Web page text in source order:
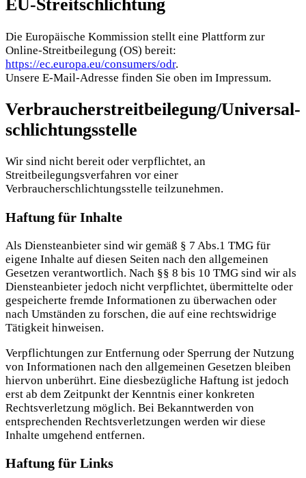
EU-Streitschlichtung
Die Europäische Kommission stellt eine Plattform zur
Online-Streitbeilegung (OS) bereit:
https://ec.europa.eu/consumers/odr.
Unsere E-Mail-Adresse finden Sie oben im Impressum.
Verbraucher­streit­beilegung/Universal­
schlichtungs­stelle
Wir sind nicht bereit oder verpflichtet, an
Streitbeilegungsverfahren vor einer
Verbraucherschlichtungsstelle teilzunehmen.
Haftung für Inhalte
Als Diensteanbieter sind wir gemäß § 7 Abs.1 TMG für
eigene Inhalte auf diesen Seiten nach den allgemeinen
Gesetzen verantwortlich. Nach §§ 8 bis 10 TMG sind wir als
Diensteanbieter jedoch nicht verpflichtet, übermittelte oder
gespeicherte fremde Informationen zu überwachen oder
nach Umständen zu forschen, die auf eine rechtswidrige
Tätigkeit hinweisen.
Verpflichtungen zur Entfernung oder Sperrung der Nutzung
von Informationen nach den allgemeinen Gesetzen bleiben
hiervon unberührt. Eine diesbezügliche Haftung ist jedoch
erst ab dem Zeitpunkt der Kenntnis einer konkreten
Rechtsverletzung möglich. Bei Bekanntwerden von
entsprechenden Rechtsverletzungen werden wir diese
Inhalte umgehend entfernen.
Haftung für Links